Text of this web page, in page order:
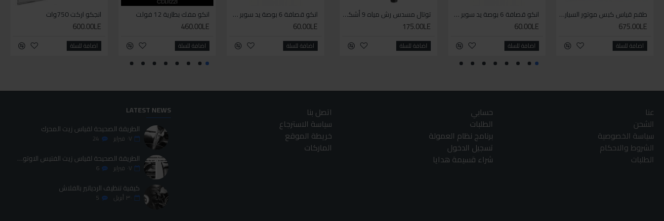
طقم قياس كبس موتور السياره 3 ق
675.00LE
اضافة للسلة
انكو قصافة 6 بوصة يد سوبر وان
60.00LE
اضافة للسلة
توتال مسدس رش مياه 9 أشكال
175.00LE
اضافة للسلة
سيكا مانع تسرب زجاجي لاصق اسود 600 مل
225.00LE
اضافة للسلة
سيليكون متعدد الاستخدام
70.00LE
اضافة للسلة
700.00LE
اضافة للسلة
انكو قصافة 6 بوصة يد سوبر وان
60.00LE
اضافة للسلة
انكو مفك بطارية 12 فولت
460.00LE
اضافة للسلة
انجكو اركت 750وات
600.00LE
اضافة للسلة
عنا
الشحن
سياسة الخصوصية
الشروط والاحكام
الطلبات
حسابي
الطلبات
برنامج نظام العمولة
تسجيل الدخول
شراء قسيمة هدايا
اتصل بنا
سياسة الاسترجاع
خريطة الموقع
الماركات
LATEST NEWS
الطريقة الصحيحة لقياس زيت المحرك
٠٧ فبراير 24
الطريقة الصحيحة لقياس زيت الفتيس الاوتوماتيك
٠٧ فبراير 6
كيفية تنظيف الردياتير بالفلاش
٣٠ أبريل 5